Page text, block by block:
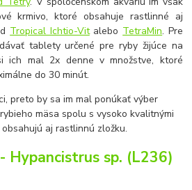
krmivo, ktoré obsahuje rastlinné aj
Tropical Ichtio-Vitalebo TetraMin. Pre
tablety určené pre ryby žijúce na
ich mal 2x denne v množstve, ktoré
do 30 minút.
preto by sa im mal ponúkať výber
mäsa spolu s vysoko kvalitnými
aj rastlinnú zložku.
Hypancistrus sp. (L236)